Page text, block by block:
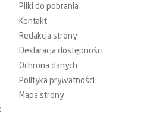
Pliki do pobrania
Kontakt
Redakcja strony
Deklaracja dostępności
Ochrona danych
Polityka prywatności
Mapa strony